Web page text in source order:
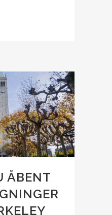
ÅBENT